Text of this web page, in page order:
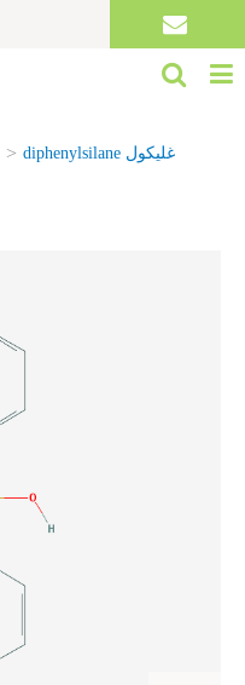
diphenylsilane غليكول